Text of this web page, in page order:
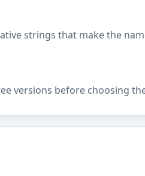
strings that make the
versions before choosing